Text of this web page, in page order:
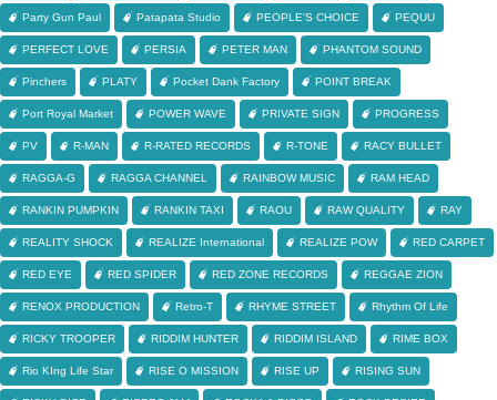
Party Gun Paul Patapata Studio PEOPLE'S CHOICE PEQUU
PERFECT LOVE PERSIA PETER MAN PHANTOM SOUND
Pinchers PLATY Pocket Dank Factory POINT BREAK
Port Royal Market POWER WAVE PRIVATE SIGN PROGRESS
PV R-MAN R-RATED RECORDS R-TONE RACY BULLET
RAGGA-G RAGGA CHANNEL RAINBOW MUSIC RAM HEAD
RANKIN PUMPKIN RANKIN TAXI RAOU RAW QUALITY RAY
REALITY SHOCK REALIZE International REALIZE POW RED CARPET
RED EYE RED SPIDER RED ZONE RECORDS REGGAE ZION
RENOX PRODUCTION Retro-T RHYME STREET Rhythm Of Life
RICKY TROOPER RIDDIM HUNTER RIDDIM ISLAND RIME BOX
Rio KIng Life Star RISE O MISSION RISE UP RISING SUN